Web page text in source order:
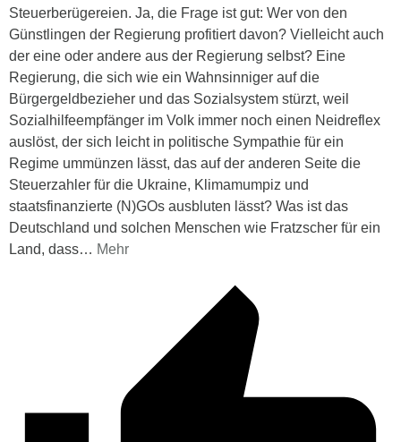
Steuerberügereien. Ja, die Frage ist gut: Wer von den
Günstlingen der Regierung profitiert davon? Vielleicht auch
der eine oder andere aus der Regierung selbst? Eine
Regierung, die sich wie ein Wahnsinniger auf die
Bürgergeldbezieher und das Sozialsystem stürzt, weil
Sozialhilfeempfänger im Volk immer noch einen Neidreflex
auslöst, der sich leicht in politische Sympathie für ein
Regime ummünzen lässt, das auf der anderen Seite die
Steuerzahler für die Ukraine, Klimamumpiz und
staatsfinanzierte (N)GOs ausbluten lässt? Was ist das
Deutschland und solchen Menschen wie Fratzscher für ein
Land, dass… Mehr